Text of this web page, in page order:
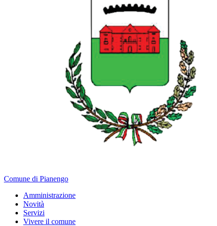
Comune di Pianengo
Amministrazione
Novità
Servizi
Vivere il comune